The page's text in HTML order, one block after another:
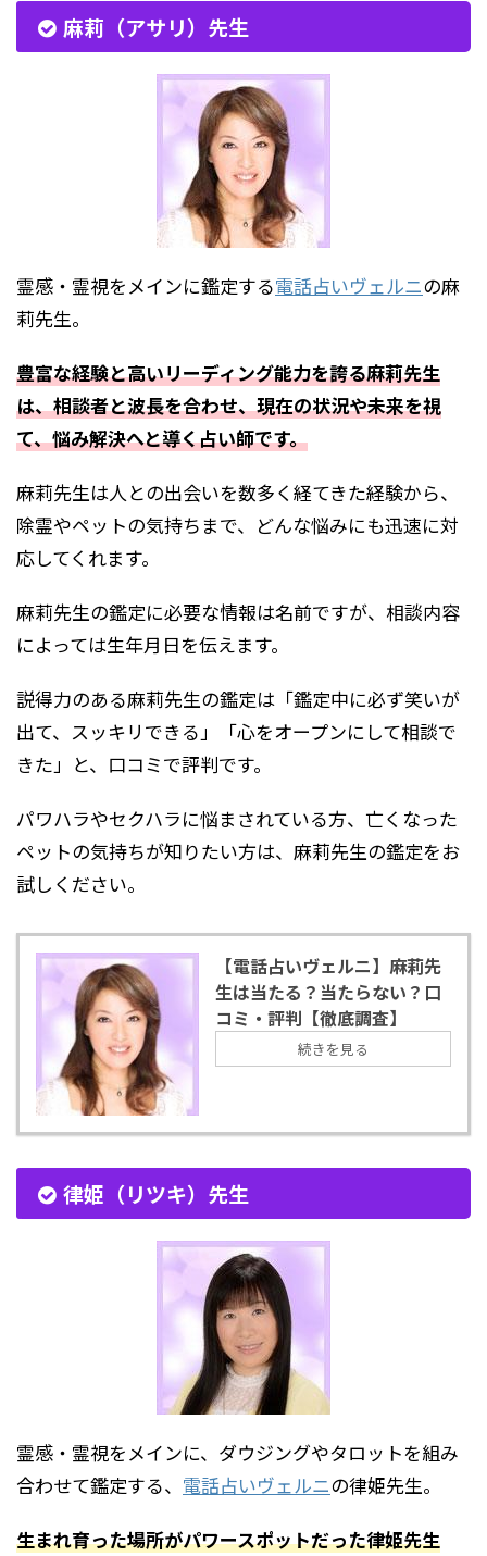
麻莉（アサリ）先生
霊感・霊視をメインに鑑定する電話占いヴェルニの麻
莉先生。
豊富な経験と高いリーディング能力を誇る麻莉先生
は、相談者と波長を合わせ、現在の状況や未来を視
て、悩み解決へと導く占い師です。
麻莉先生は人との出会いを数多く経てきた経験から、
除霊やペットの気持ちまで、どんな悩みにも迅速に対
応してくれます。
麻莉先生の鑑定に必要な情報は名前ですが、相談内容
によっては生年月日を伝えます。
説得力のある麻莉先生の鑑定は「鑑定中に必ず笑いが
出て、スッキリできる」「心をオープンにして相談で
きた」と、口コミで評判です。
パワハラやセクハラに悩まされている方、亡くなった
ペットの気持ちが知りたい方は、麻莉先生の鑑定をお
試しください。
【電話占いヴェルニ】麻莉先
生は当たる？当たらない？口
コミ・評判【徹底調査】
続きを見る
律姫（リツキ）先生
霊感・霊視をメインに、ダウジングやタロットを組み
合わせて鑑定する、 電話占いヴェルニの律姫先生。
生まれ育った場所がパワースポットだった律姫先生